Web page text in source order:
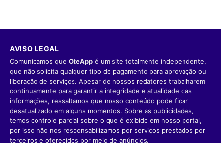
AVISO LEGAL
Comunicamos que OteApp é um site totalmente independente,
que não solicita qualquer tipo de pagamento para aprovação ou
liberação de serviços. Apesar de nossos redatores trabalharem
continuamente para garantir a integridade e atualidade das
informações, ressaltamos que nosso conteúdo pode ficar
desatualizado em alguns momentos. Sobre as publicidades,
temos controle parcial sobre o que é exibido em nosso portal,
por isso não nos responsabilizamos por serviços prestados por
terceiros e oferecidos por meio de anúncios.